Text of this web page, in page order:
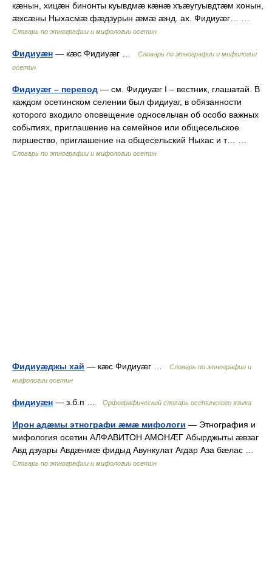
кæнын, хицæн бинонты куывдмæ кæнæ хъæугуывдтæм хонын,
æхсæны Ныхасмæ фæдзурын æмæ æнд. ах. Фидиуæг… …
Словарь по этнографии и мифологии осетин
Фидиуæн — кæс Фидиуæг …
Словарь по этнографии и мифологии
осетин
Фидиуæг – перевод — см. Фидиуæг I – вестник, глашатай. В
каждом осетинском селении был фидиуаг, в обязанности
которого входило оповещение односельчан об особо важных
событиях, приглашение на семейное или общесельское
пиршество, приглашение на общесельский Ныхас и т… …
Словарь по этнографии и мифологии осетин
Фидиуæджы хай — кæс Фидиуæг …
Словарь по этнографии и
мифологии осетин
фидиуæн — з.б.п … Орфографический словарь осетинского языка
Ирон адæмы этнографи æмæ мифологи — Этнография и
мифология осетин АЛФАВИТОН АМОНÆГ Абырджыты æвзаг
Авд дзуары Авдæнмæ фидыд Авункулат Агдар Аза бæлас …
Словарь по этнографии и мифологии осетин